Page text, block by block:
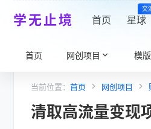
学无止境 首页 星球
交
首页 网创项目 模
当前位置： 首页 网创项目
清取高流量变现